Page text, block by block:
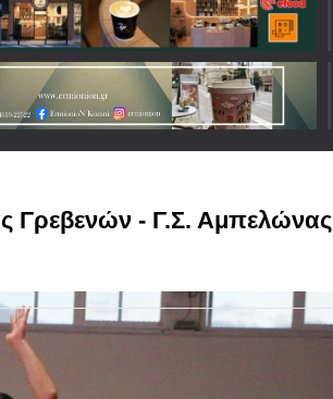
Γρεβενών - Γ.Σ.